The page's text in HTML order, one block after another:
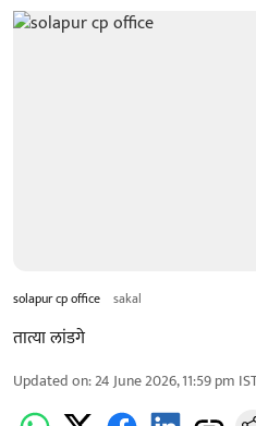
solapur cp office sakal
तात्या लांडगे
Updated on:24 June 2026, 11:59 pm